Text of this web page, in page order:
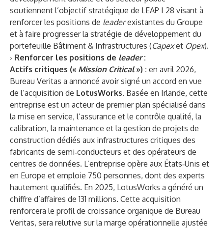
soutiennent l’objectif stratégique de LEAP I 28 visant à
renforcer les positions de leaderexistantes du Groupe
et à faire progresser la stratégie de développement du
portefeuille Bâtiment & Infrastructures (Capexet Opex).
› Renforcer les positions de leader :
Actifs critiques (« Mission Critical») : en avril 2026,
Bureau Veritas a annoncé avoir signé un accord en vue
de l’acquisition de LotusWorks. Basée en Irlande, cette
entreprise est un acteur de premier plan spécialisé dans
la mise en service, l’assurance et le contrôle qualité, la
calibration, la maintenance et la gestion de projets de
construction dédiés aux infrastructures critiques des
fabricants de semi‑conducteurs et des opérateurs de
centres de données. L’entreprise opère aux États‑Unis et
en Europe et emploie 750 personnes, dont des experts
hautement qualifiés. En 2025, LotusWorks a généré un
chiffre d’affaires de 131 millions. Cette acquisition
renforcera le profil de croissance organique de Bureau
Veritas, sera relutive sur la marge opérationnelle ajustée